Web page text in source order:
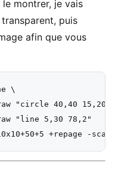
montrer, je vais
puis
afin que vous
\
"circle 40,40 15,20"
"line 5,30 78,2"